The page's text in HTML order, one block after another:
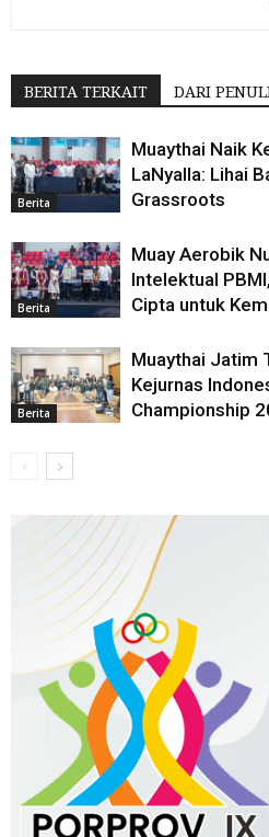
BERITA TERKAIT DARI
Berita
Muaythai Naik
LaNyalla: Lihai
Grassroots
Berita
Muay Aerobik
Intelektual
Cipta untuk
Berita
Muaythai Jatim
Kejurnas
Championship